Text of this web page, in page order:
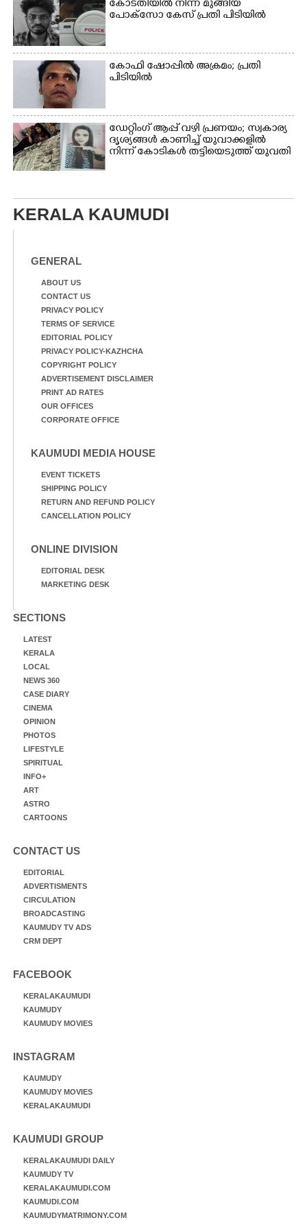
കോടതിയിൽ നിന്ന് മുങ്ങിയ
പോക്സോ കേസ് പ്രതി പിടിയിൽ
കോഫി ഷോപ്പിൽ അക്രമം; പ്രതി
പിടിയിൽ
ഡേറ്റിംഗ് ആപ്പ് വഴി പ്രണയം; സ്വകാര്യ
ദൃശ്യങ്ങൾ കാണിച്ച് യുവാക്കളിൽ
നിന്ന് കോടികൾ തട്ടിയെടുത്ത് യുവതി
KERALA KAUMUDI
GENERAL
ABOUT US
CONTACT US
PRIVACY POLICY
TERMS OF SERVICE
EDITORIAL POLICY
PRIVACY POLICY-KAZHCHA
COPYRIGHT POLICY
ADVERTISEMENT DISCLAIMER
PRINT AD RATES
OUR OFFICES
CORPORATE OFFICE
KAUMUDI MEDIA HOUSE
EVENT TICKETS
SHIPPING POLICY
RETURN AND REFUND POLICY
CANCELLATION POLICY
ONLINE DIVISION
EDITORIAL DESK
MARKETING DESK
SECTIONS
LATEST
KERALA
LOCAL
NEWS 360
CASE DIARY
CINEMA
OPINION
PHOTOS
LIFESTYLE
SPIRITUAL
INFO+
ART
ASTRO
CARTOONS
CONTACT US
EDITORIAL
ADVERTISMENTS
CIRCULATION
BROADCASTING
KAUMUDY TV ADS
CRM DEPT
FACEBOOK
KERALAKAUMUDI
KAUMUDY
KAUMUDY MOVIES
INSTAGRAM
KAUMUDY
KAUMUDY MOVIES
KERALAKAUMUDI
KAUMUDI GROUP
KERALAKAUMUDI DAILY
KAUMUDY TV
KERALAKAUMUDI.COM
KAUMUDI.COM
KAUMUDYMATRIMONY.COM